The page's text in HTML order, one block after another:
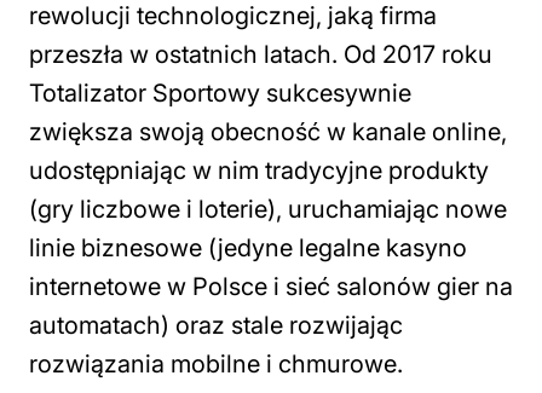
rewolucji technologicznej, jaką firma
przeszła w ostatnich latach. Od 2017 roku
Totalizator Sportowy sukcesywnie
zwiększa swoją obecność w kanale online,
udostępniając w nim tradycyjne produkty
(gry liczbowe i loterie), uruchamiając nowe
linie biznesowe (jedyne legalne kasyno
internetowe w Polsce i sieć salonów gier na
automatach) oraz stale rozwijając
rozwiązania mobilne i chmurowe.